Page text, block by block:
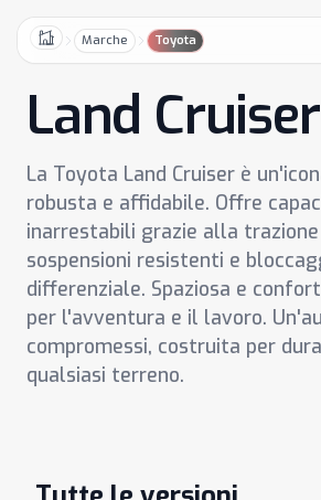
HomeMarche Toyota
Land Cruiser
La Toyota Land Cruiser è
robusta e affidabile. Offre
inarrestabili grazie alla
sospensioni resistenti e
differenziale. Spaziosa e
per l'avventura e il lavoro.
compromessi, costruita per
qualsiasi terreno.